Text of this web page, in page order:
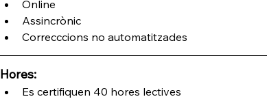
Online
Assincrònic
Correcccions no automatitzades
Hores:
Es certifiquen 40 hores lectives